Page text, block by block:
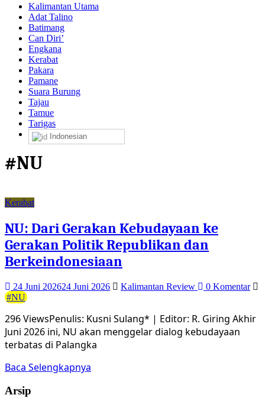
Kalimantan Utama
Adat Talino
Batimang
Can Diri’
Engkana
Kerabat
Pakara
Pamane
Suara Burung
Tajau
Tamue
Tarigas
Indonesian
#NU
Kerabat
NU: Dari Gerakan Kebudayaan ke
Gerakan Politik Republikan dan
Berkeindonesiaan
24 Juni 202624 Juni 2026 Kalimantan Review
0 Komentar
#NU
296 ViewsPenulis: Kusni Sulang* | Editor: R. Giring Akhir
Juni 2026 ini, NU akan menggelar dialog kebudayaan
terbatas di Palangka
Baca Selengkapnya
Arsip